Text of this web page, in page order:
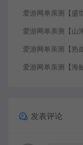
发表评论